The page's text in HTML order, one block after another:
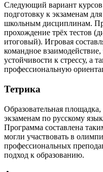
Следующий вариант курсов
подготовку к экзаменам
школьным дисциплинам.
прохождение трёх тестов
итоговый). Игровая
командное
устойчивости к стрессу, а
профессиональную
Тетрика
Образовательная
экзаменам по русскому
Программа составлена
могли участвовать в
профессиональных
подход к образованию.